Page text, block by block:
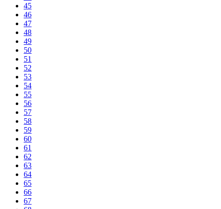
45
46
47
48
49
50
51
52
53
54
55
56
57
58
59
60
61
62
63
64
65
66
67